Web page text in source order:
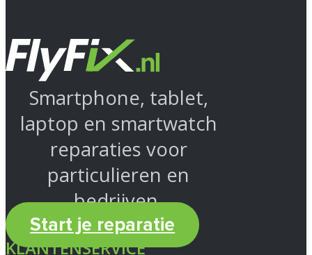
Smartphone, tablet,
laptop en smartwatch
reparaties voor
particulieren en
bedrijven.
Start je reparatie
KLANTENSERVICE